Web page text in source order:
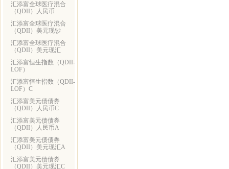
汇添富全球医疗混合
（QDII）人民币
汇添富全球医疗混合
（QDII）美元现钞
汇添富全球医疗混合
（QDII）美元现汇
汇添富恒生指数（QDII-
LOF）
汇添富恒生指数（QDII-
LOF）C
汇添富美元债债券
（QDII）人民币C
汇添富美元债债券
（QDII）人民币A
汇添富美元债债券
（QDII）美元现汇A
汇添富美元债债券
（QDII）美元现汇C